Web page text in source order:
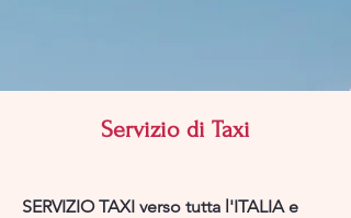
Servizio di Taxi
SERVIZIO TAXI verso tutta l'ITALIA e